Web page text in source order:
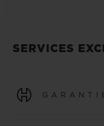
SERVICES